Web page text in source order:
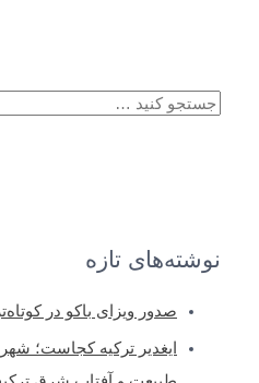
ج
ی
نوشته‌های تازه
صدور ویزای باکو در
ایغدیر ترکیه کجاست؛